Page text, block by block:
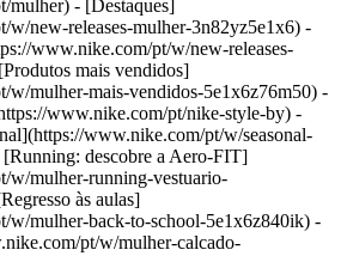
mulher) - [Destaques]
new-releases-mulher-3n82yz5e1x6) -
www.nike.com/pt/w/new-releases-
mais vendidos]
w/mulher-mais-vendidos-5e1x6z76m50) -
www.nike.com/pt/nike-style-by) -
www.nike.com/pt/w/seasonal-
descobre a Aero-FIT]
w/mulher-running-vestuario-
às aulas]
w/mulher-back-to-school-5e1x6z840ik) -
pt/w/mulher-calcado-